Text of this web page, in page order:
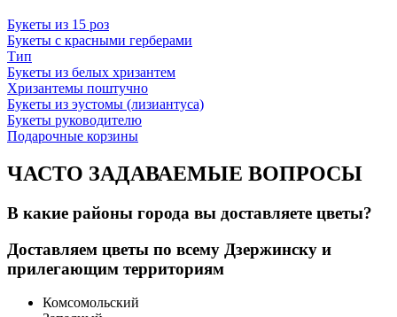
Букеты из 15 роз
Букеты с красными герберами
Тип
Букеты из белых хризантем
Хризантемы поштучно
Букеты из эустомы (лизиантуса)
Букеты руководителю
Подарочные корзины
ЧАСТО ЗАДАВАЕМЫЕ ВОПРОСЫ
В какие районы города вы доставляете цветы?
Доставляем цветы по всему Дзержинску и
прилегающим территориям
Комсомольский